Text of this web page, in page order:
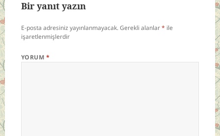
Bir yanıt yazın
E-posta adresiniz yayınlanmayacak.Gerekli alanlar* ile
işaretlenmişlerdir
YORUM *